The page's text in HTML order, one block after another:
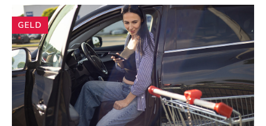
Andere
artikelen
GELD